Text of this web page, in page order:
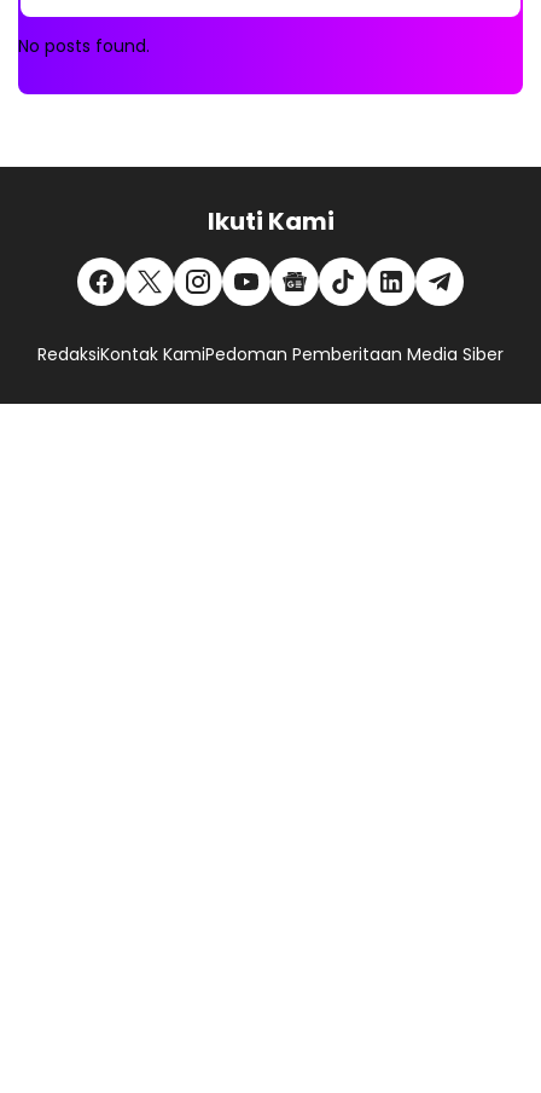
No posts found.
Ikuti Kami
RedaksiKontak KamiPedoman Pemberitaan Media Siber